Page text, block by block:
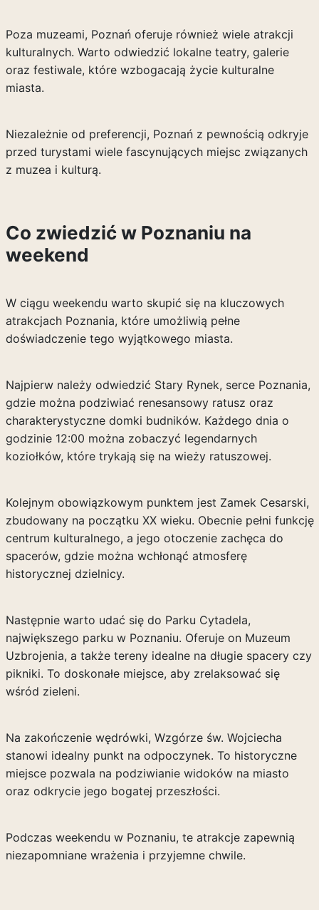
Poza muzeami, Poznań oferuje również wiele atrakcji
kulturalnych. Warto odwiedzić lokalne teatry, galerie
oraz festiwale, które wzbogacają życie kulturalne
miasta.
Niezależnie od preferencji, Poznań z pewnością odkryje
przed turystami wiele fascynujących miejsc związanych
z muzea i kulturą.
Co zwiedzić w Poznaniu na
weekend
W ciągu weekendu warto skupić się na kluczowych
atrakcjach Poznania, które umożliwią pełne
doświadczenie tego wyjątkowego miasta.
Najpierw należy odwiedzić Stary Rynek, serce Poznania,
gdzie można podziwiać renesansowy ratusz oraz
charakterystyczne domki budników. Każdego dnia o
godzinie 12:00 można zobaczyć legendarnych
koziołków, które trykają się na wieży ratuszowej.
Kolejnym obowiązkowym punktem jest Zamek Cesarski,
zbudowany na początku XX wieku. Obecnie pełni funkcję
centrum kulturalnego, a jego otoczenie zachęca do
spacerów, gdzie można wchłonąć atmosferę
historycznej dzielnicy.
Następnie warto udać się do Parku Cytadela,
największego parku w Poznaniu. Oferuje on Muzeum
Uzbrojenia, a także tereny idealne na długie spacery czy
pikniki. To doskonałe miejsce, aby zrelaksować się
wśród zieleni.
Na zakończenie wędrówki, Wzgórze św. Wojciecha
stanowi idealny punkt na odpoczynek. To historyczne
miejsce pozwala na podziwianie widoków na miasto
oraz odkrycie jego bogatej przeszłości.
Podczas weekendu w Poznaniu, te atrakcje zapewnią
niezapomniane wrażenia i przyjemne chwile.